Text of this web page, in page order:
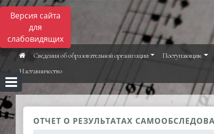
Версия сайта
для
слабовидящих
Сведения об образовательной организации Поступающим
Наставничество
ОТЧЕТ О РЕЗУЛЬТАТАХ